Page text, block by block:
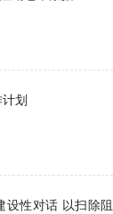
划
设性对话 以扫除